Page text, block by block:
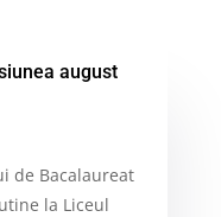
august
de Bacalaureat
la Liceul